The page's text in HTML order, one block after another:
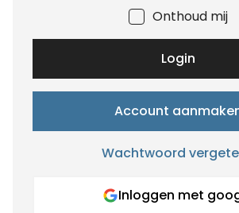
Onthoud mij
Login
Account
Wachtwoord
Inloggen met